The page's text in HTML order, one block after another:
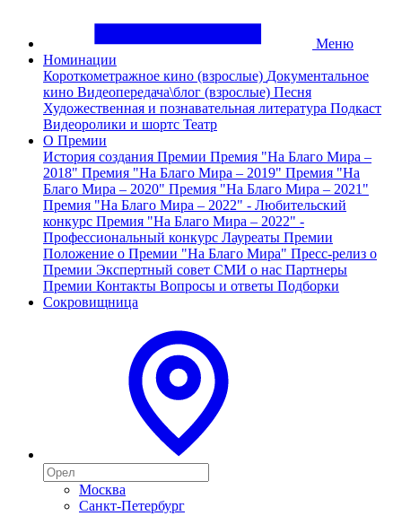
Меню
Номинации
Короткометражное кино (взрослые) Документальное
кино Видеопередача\блог (взрослые) Песня
Художественная и познавательная литература Подкаст
Видеоролики и шортс Театр
О Премии
История создания Премии Премия "На Благо Мира –
2018" Премия "На Благо Мира – 2019" Премия "На
Благо Мира – 2020" Премия "На Благо Мира – 2021"
Премия "На Благо Мира – 2022" - Любительский
конкурс Премия "На Благо Мира – 2022" -
Профессиональный конкурс Лауреаты Премии
Положение о Премии "На Благо Мира" Пресс-релиз о
Премии Экспертный совет СМИ о нас Партнеры
Премии Контакты Вопросы и ответы Подборки
Сокровищница
Москва
Санкт-Петербург